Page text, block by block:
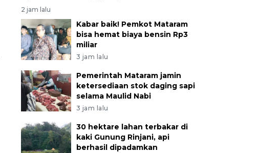
2 jam lalu
Kabar baik! Pemkot Mataram
bisa hemat biaya bensin Rp3
miliar
3 jam lalu
Pemerintah Mataram jamin
ketersediaan stok daging sapi
selama Maulid Nabi
3 jam lalu
30 hektare lahan terbakar di
kaki Gunung Rinjani, api
berhasil dipadamkan